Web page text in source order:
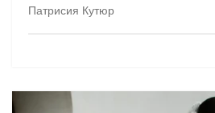
Патрисия Кутюр